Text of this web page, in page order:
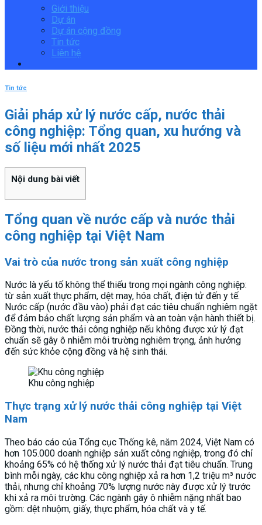
Giới thiệu
Dự án
Dự án cộng đồng
Tin tức
Liên hệ
Tin tức
Giải pháp xử lý nước cấp, nước thải
công nghiệp: Tổng quan, xu hướng và
số liệu mới nhất 2025
Nội dung bài viết
Tổng quan về nước cấp và nước thải
công nghiệp tại Việt Nam
Vai trò của nước trong sản xuất công nghiệp
Nước là yếu tố không thể thiếu trong mọi ngành công nghiệp:
từ sản xuất thực phẩm, dệt may, hóa chất, điện tử đến y tế.
Nước cấp (nước đầu vào) phải đạt các tiêu chuẩn nghiêm ngặt
để đảm bảo chất lượng sản phẩm và an toàn vận hành thiết bị.
Đồng thời, nước thải công nghiệp nếu không được xử lý đạt
chuẩn sẽ gây ô nhiễm môi trường nghiêm trọng, ảnh hưởng
đến sức khỏe cộng đồng và hệ sinh thái.
Khu công nghiệp
Thực trạng xử lý nước thải công nghiệp tại Việt
Nam
Theo báo cáo của Tổng cục Thống kê, năm 2024, Việt Nam có
hơn 105.000 doanh nghiệp sản xuất công nghiệp, trong đó chỉ
khoảng 65% có hệ thống xử lý nước thải đạt tiêu chuẩn. Trung
bình mỗi ngày, các khu công nghiệp xả ra hơn 1,2 triệu m³ nước
thải, nhưng chỉ khoảng 70% lượng nước này được xử lý trước
khi xả ra môi trường. Các ngành gây ô nhiễm nặng nhất bao
gồm: dệt nhuộm, giấy, thực phẩm, hóa chất và y tế.